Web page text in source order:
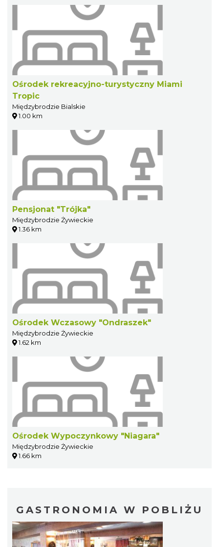
Ośrodek rekreacyjno-turystyczny Miami
Tropic
Międzybrodzie Bialskie
1.00 km
Pensjonat "Trójka"
Międzybrodzie Żywieckie
1.36 km
Ośrodek Wczasowy "Ondraszek"
Międzybrodzie Żywieckie
1.62 km
Ośrodek Wypoczynkowy "Niagara"
Międzybrodzie Żywieckie
1.66 km
GASTRONOMIA W POBLIŻU